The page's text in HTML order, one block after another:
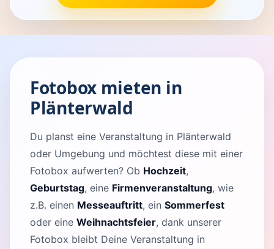
Fotobox mieten in
Plänterwald
Du planst eine Veranstaltung in Plänterwald
oder Umgebung und möchtest diese mit einer
Fotobox aufwerten? Ob Hochzeit,
Geburtstag, eine Firmenveranstaltung, wie
z.B. einen Messeauftritt, ein Sommerfest
oder eine Weihnachtsfeier, dank unserer
Fotobox bleibt Deine Veranstaltung in